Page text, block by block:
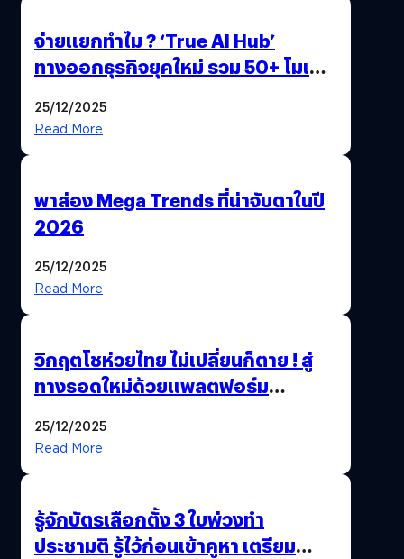
จ่ายแยกทำไม ? ‘True AI Hub’
ทางออกธุรกิจยุคใหม่ รวม 50+ โมเดล
25/12/2025
Read More
พาส่อง Mega Trends ที่น่าจับตาในปี
2026
25/12/2025
Read More
วิกฤตโชห่วยไทย ไม่เปลี่ยนก็ตาย ! สู่
ทางรอดใหม่ด้วยแพลตฟอร์ม
25/12/2025
Read More
รู้จักบัตรเลือกตั้ง 3 ใบพ่วงทำ
ประชามติ รู้ไว้ก่อนเข้าคูหา เตรียม